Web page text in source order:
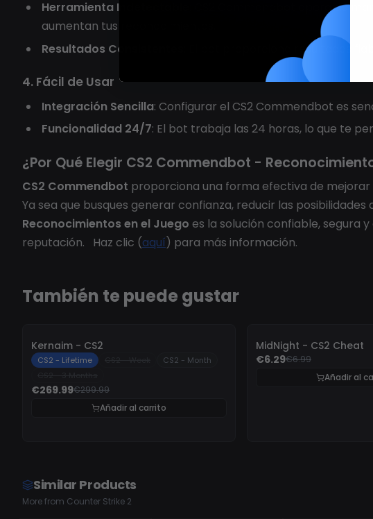
Herramienta Indetectable
: CS2 Commendbot opera de
aumentan tus reconocimientos.
Resultados Consistentes
: El bot proporciona resultados
4. Fácil de Usar
Integración Sencilla: Configurar el CS2 Commendbot es
Funcionalidad 24/7: El bot trabaja las 24 horas, lo que te
¿Por Qué Elegir CS2 Commendbot -
CS2 Commendbot proporciona una forma efectiva de
Ya sea que busques generar confianza, reducir las
Reconocimientos en el Juego es la solución confiable, segura
reputación. Haz clic (aquí) para más información.
También te puede gustar
Kernaim - CS2
CS2 - Lifetime
CS2 - Month
€269.99€299.99
Añadir al carrito
- 10%
MidNight - CS2 Cheat
€6.29€6.99
Añadir al
Similar Products
More from Counter Strike 2
UNDETECTED